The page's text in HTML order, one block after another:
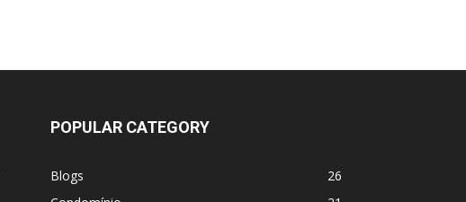
POPULAR CATEGORY
Blogs
26